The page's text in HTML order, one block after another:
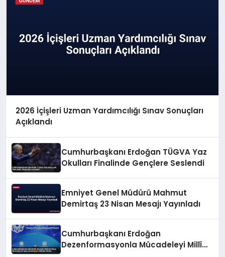
2026 İçişleri Uzman Yardımcılığı Sınav Sonuçları
Açıklandı
Cumhurbaşkanı Erdoğan TÜGVA Yaz
Okulları Finalinde Gençlere Seslendi
Emniyet Genel Müdürü Mahmut
Demirtaş 23 Nisan Mesajı Yayınladı
Cumhurbaşkanı Erdoğan
Dezenformasyonla Mücadeleyi Millî